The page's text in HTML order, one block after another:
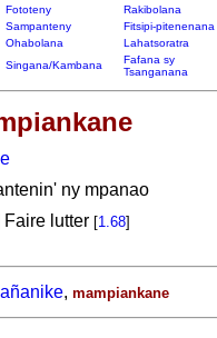
Fototeny
Rakibolana
Sampanteny
Fitsipi-pitenenana
Ohabolana
Lahatsoratra
Singana/Kambana
Fafana sy
Tsanganana
ny mpanao
lutter [1.68]
, mampiankane